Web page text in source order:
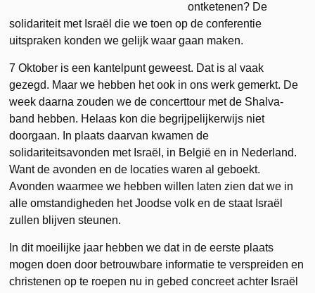
ontketenen? De
solidariteit met Israël die we toen op de conferentie
uitspraken konden we gelijk waar gaan maken.
7 Oktober is een kantelpunt geweest. Dat is al vaak
gezegd. Maar we hebben het ook in ons werk gemerkt. De
week daarna zouden we de concerttour met de Shalva-
band hebben. Helaas kon die begrijpelijkerwijs niet
doorgaan. In plaats daarvan kwamen de
solidariteitsavonden met Israël, in België en in Nederland.
Want de avonden en de locaties waren al geboekt.
Avonden waarmee we hebben willen laten zien dat we in
alle omstandigheden het Joodse volk en de staat Israël
zullen blijven steunen.
In dit moeilijke jaar hebben we dat in de eerste plaats
mogen doen door betrouwbare informatie te verspreiden en
christenen op te roepen nu in gebed concreet achter Israël